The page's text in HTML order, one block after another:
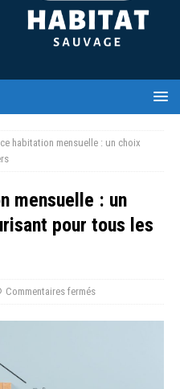
habitation mensuelle : un choix
mensuelle : un
pour tous les
Commentaires fermés